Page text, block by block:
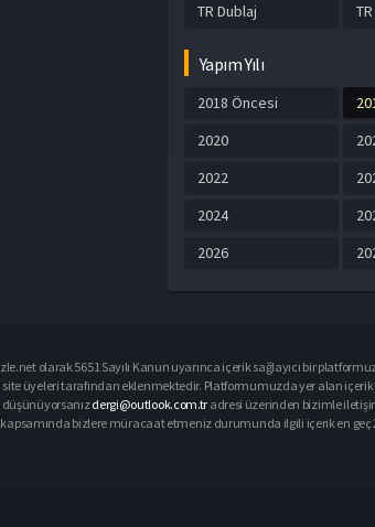
TR Dublaj
Yapım Yılı
2018 Öncesi
2020
2022
2024
2026
olarak 5651 Sayılı Kanun uyarınca içerik sağlayıcı bir
site üyeleri tarafından eklenmektedir. Platformumuzda yer alan
düşünüyorsanızdergi@outlook.com.tr adresi üzerinden bizimle
kapsamında bizlere müracaat etmeniz durumunda ilgili içerik en geç